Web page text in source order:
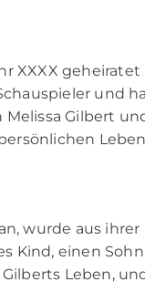
XXXX
und
Gilbert
wurde aus ihrer
Kind, einen Sohn
Leben,